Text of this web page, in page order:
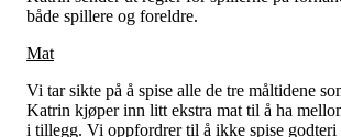
både spillere og foreldre.
Mat
Vi tar sikte på å spise alle de tre måltidene
Katrin kjøper inn litt ekstra mat til å ha
i tillegg. Vi oppfordrer til å ikke spise godteri